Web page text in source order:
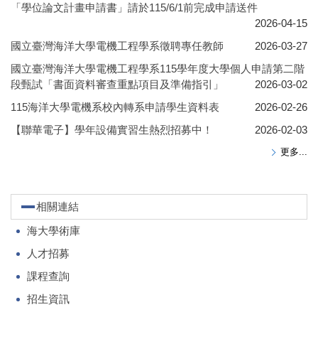
「學位論文計畫申請書」請於115/6/1前完成申請送件
2026-04-15
國立臺灣海洋大學電機工程學系徵聘專任教師
2026-03-27
國立臺灣海洋大學電機工程學系115學年度大學個人申請第二階
段甄試「書面資料審查重點項目及準備指引」
2026-03-02
115海洋大學電機系校內轉系申請學生資料表
2026-02-26
【聯華電子】學年設備實習生熱烈招募中！
2026-02-03
更多...
相關連結
海大學術庫
人才招募
課程查詢
招生資訊